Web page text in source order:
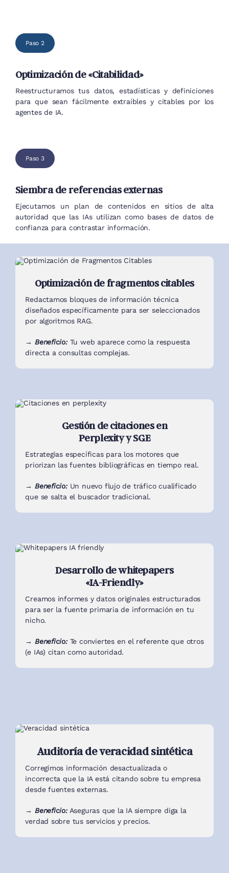
Paso 2
Optimización de «Citabilidad»
Reestructuramos tus datos, estadísticas y definiciones
para que sean fácilmente extraíbles y citables por los
agentes de IA.
Paso 3
Siembra de referencias externas
Ejecutamos un plan de contenidos en sitios de alta
autoridad que las IAs utilizan como bases de datos de
confianza para contrastar información.
Optimización de fragmentos citables
Redactamos bloques de información técnica
diseñados específicamente para ser seleccionados
por algoritmos RAG.
→ Beneficio:Tu web aparece como la respuesta
directa a consultas complejas.
Gestión de citaciones en
Perplexity y SGE
Estrategias específicas para los motores que
priorizan las fuentes bibliográficas en tiempo real.
→ Beneficio:Un nuevo flujo de tráfico cualificado
que se salta el buscador tradicional.
Desarrollo de whitepapers
«IA-Friendly»
Creamos informes y datos originales estructurados
para ser la fuente primaria de información en tu
nicho.
→ Beneficio: Te conviertes en el referente que otros
(e IAs) citan como autoridad.
Auditoría de veracidad sintética
Corregimos información desactualizada o
incorrecta que la IA está citando sobre tu empresa
desde fuentes externas.
→ Beneficio:Aseguras que la IA siempre diga la
verdad sobre tus servicios y precios.